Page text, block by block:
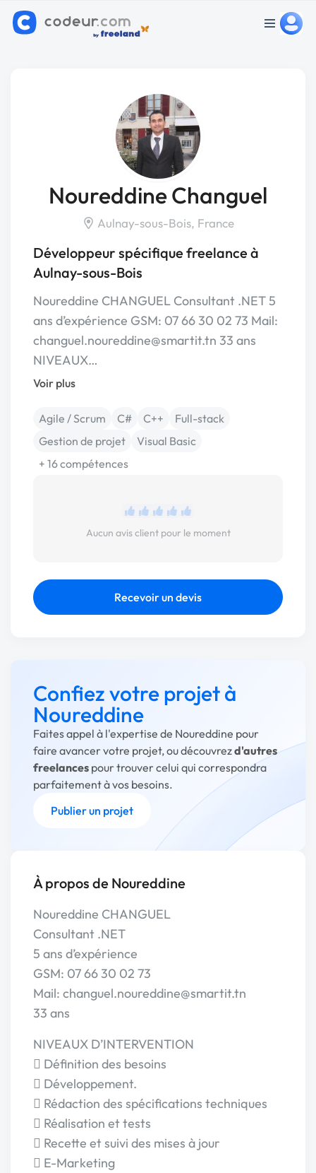
Noureddine Changuel
Aulnay-sous-Bois, France
Développeur spécifique freelance à
Aulnay-sous-Bois
Noureddine CHANGUEL Consultant .NET 5
ans d’expérience GSM: 07 66 30 02 73 Mail:
changuel.noureddine@smartit.tn 33 ans
NIVEAUX…
Voir plus
Agile / Scrum C# C++
Full-stack
Gestion de projet
Visual Basic
+ 16 compétences
Aucun avis client pour le moment
Recevoir un devis
Confiez votre projet à
Noureddine
Faites appel à l'expertise de Noureddine pour
faire avancer votre projet, ou découvrezd'autres
freelances pour trouver celui qui correspondra
parfaitement à vos besoins.
Publier un projet
À propos de Noureddine
Noureddine CHANGUEL
Consultant .NET
5 ans d’expérience
GSM: 07 66 30 02 73
Mail: changuel.noureddine@smartit.tn
33 ans
NIVEAUX D’INTERVENTION
 Définition des besoins
 Développement.
 Rédaction des spécifications techniques
 Réalisation et tests
 Recette et suivi des mises à jour
 E-Marketing